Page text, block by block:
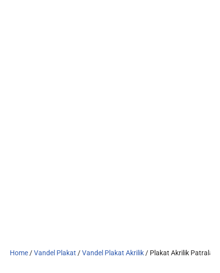
Home/Vandel Plakat /Vandel Plakat Akrilik/ Plakat Akrilik